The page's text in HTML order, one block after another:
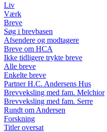
Liv
Værk
Breve
Søg i brevbasen
Afsendere og modtagere
Breve om HCA
Ikke tidligere trykte breve
Alle breve
Enkelte breve
Partner H.C. Andersens Hus
Brevveksling med fam. Melchior
Brevveksling med fam. Serre
Rundt om Andersen
Forskning
Titler oversat